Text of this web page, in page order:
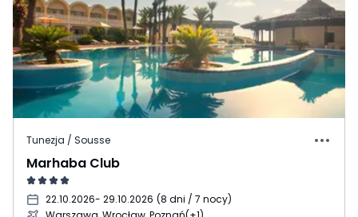
Tunezja / Sousse
Marhaba Club
22.10.2026- 29.10.2026 (8 dni / 7 nocy)